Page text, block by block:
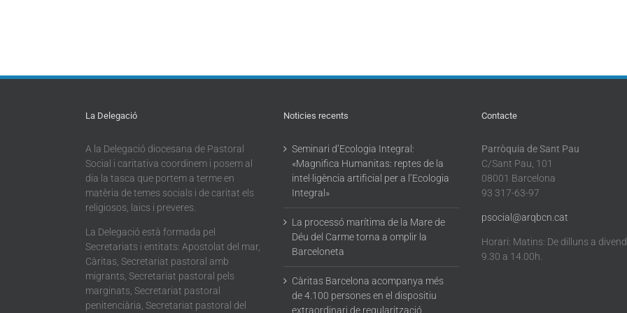
La Delegació
A la Delegació diocesana de Pastoral
Social i caritativa coordinem i posem al
dia la tasca que portem a terme en
matèria de temes socials i de caritat els
religiosos, laics i preveres.
La Delegació està formada pel
Secretariats i entitats: Apostolat del mar,
Càritas, Secretariat pastoral amb
migrants, Secretariat pastoral pels
marginats, Secretariat pastoral
penitenciària, Secretariat pastoral del
Noticies recents
Seminari d’Ecologia Integral:
«Magnifica Humanitas: reptes de la
intel·ligència artificial per a l’Ecologia
Integral»
La processó marítima de la Mare de
Déu del Carme torna a omplir la
Barceloneta
Càritas Barcelona acompanya més
de 4.100 persones en el dispositiu
extraordinari de regularització
Contacte
Parròquia de Sant Pau
C/Sant Pau, 101
08001 Barcelona
93 317-63-97
psocial@arqbcn.cat
Horari: Matins: De dilluns a
9.30 a 14.00h.